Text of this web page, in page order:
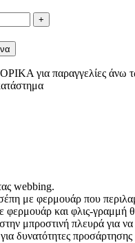
+
για παραγγελίες άνω
webbing.
με φερμουάρ που
φερμουάρ και φλις-γραμμή
μπροστινή πλευρά για
δυνατότητες